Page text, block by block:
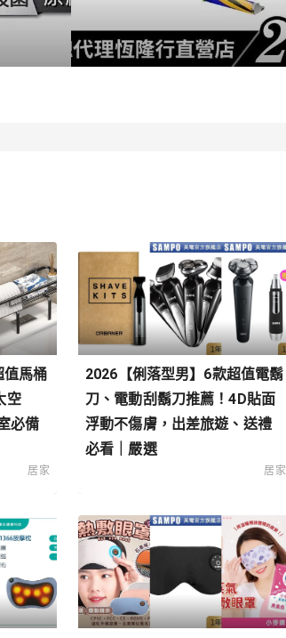
值馬桶
空
必備
居家
2026【俐落型男】6款超值電鬍
刀、電動刮鬍刀推薦！4D貼面
浮動不傷膚，出差旅遊、送禮
必看｜嚴選
居家